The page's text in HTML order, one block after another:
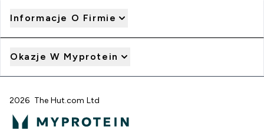
Informacje O Firmie
Okazje W Myprotein
2026 The Hut.com Ltd